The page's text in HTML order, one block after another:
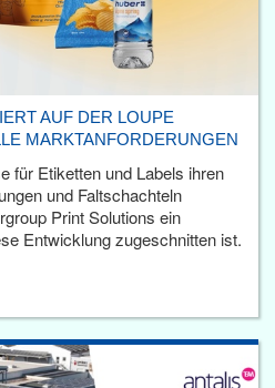
AUF DER LOUPE
MARKTANFORDERUNGEN
für Etiketten und Labels ihren
und Faltschachteln
Print Solutions ein
Entwicklung zugeschnitten ist.